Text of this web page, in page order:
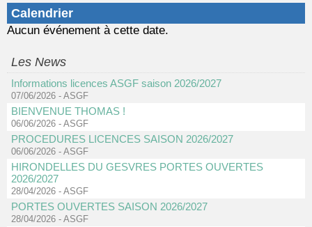
Calendrier
Aucun événement à cette date.
Les News
Informations licences ASGF saison 2026/2027
07/06/2026 - ASGF
BIENVENUE THOMAS !
06/06/2026 - ASGF
PROCEDURES LICENCES SAISON 2026/2027
06/06/2026 - ASGF
HIRONDELLES DU GESVRES PORTES OUVERTES
2026/2027
28/04/2026 - ASGF
PORTES OUVERTES SAISON 2026/2027
28/04/2026 - ASGF